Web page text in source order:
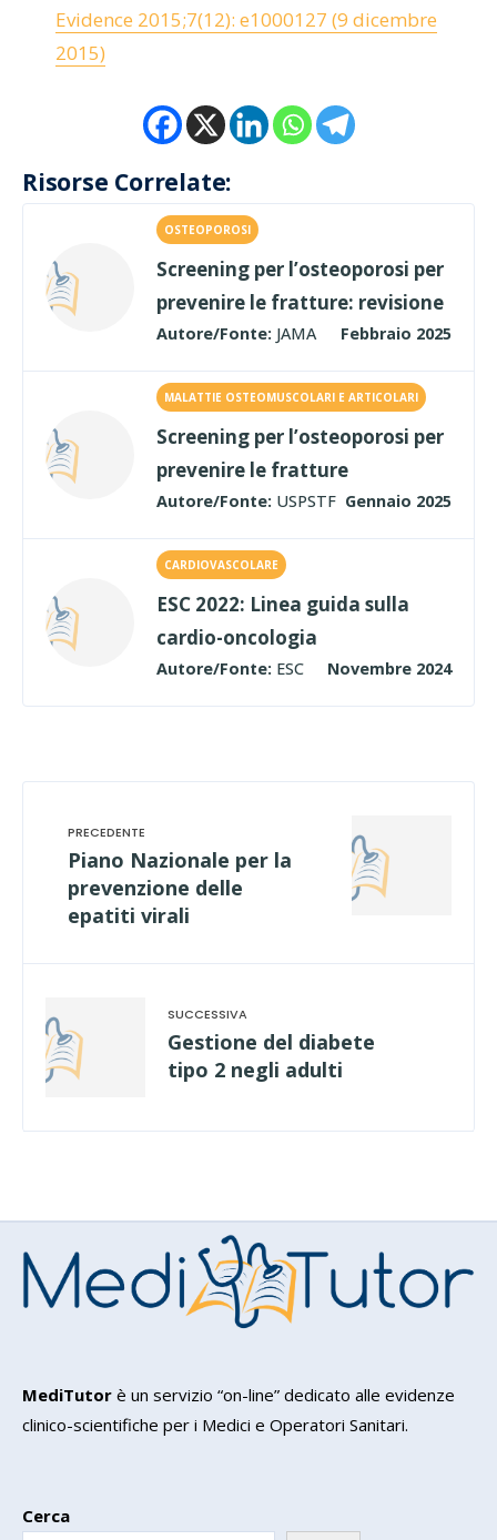
Evidence 2015;7(12): e1000127 (9 dicembre
2015)
Risorse Correlate:
OSTEOPOROSI
Screening per l’osteoporosi per
prevenire le fratture: revisione
Autore/Fonte: JAMA Febbraio 2025
MALATTIE OSTEOMUSCOLARI E ARTICOLARI
Screening per l’osteoporosi per
prevenire le fratture
Autore/Fonte: USPSTF Gennaio 2025
CARDIOVASCOLARE
ESC 2022: Linea guida sulla
cardio-oncologia
Autore/Fonte: ESC Novembre 2024
Piano Nazionale per la
prevenzione delle
epatiti virali
Gestione del diabete
tipo 2 negli adulti
MediTutor è un servizio “on-line” dedicato alle evidenze
clinico-scientifiche per i Medici e Operatori Sanitari.
Cerca